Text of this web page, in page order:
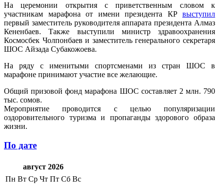
На церемонии открытия с приветственным словом к
участникам марафона от имени президента КР выступил
первый заместитель руководителя аппарата президента Алмаз
Кененбаев. Также выступили министр здравоохранения
Космосбек Чолпонбаев и заместитель генерального секретаря
ШОС Айзада Субакожоева.
На ряду с именитыми спортсменами из стран ШОС в
марафоне принимают участие все желающие.
Общий призовой фонд марафона ШОС составляет 2 млн. 790
тыс. сомов.
Мероприятие проводится с целью популяризации
оздоровительного туризма и пропаганды здорового образа
жизни.
По дате
август 2026
Пн Вт Ср Чт Пт Сб Вс